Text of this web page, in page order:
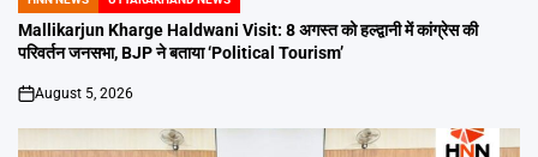
POSTED
IN
Mallikarjun Kharge Haldwani Visit: 8 अगस्त को हल्द्वानी में कांग्रेस की
परिवर्तन जनसभा, BJP ने बताया ‘Political Tourism’
on
August 5, 2026